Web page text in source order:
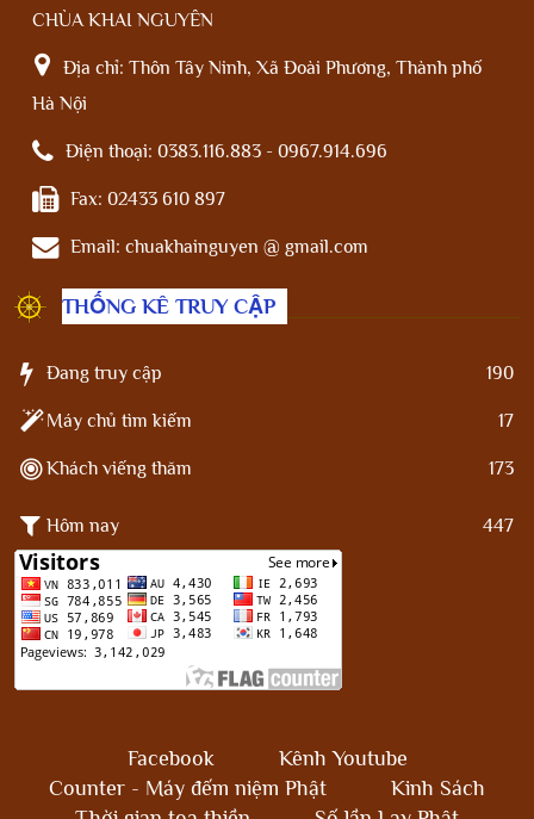
CHÙA KHAI NGUYÊN
Địa chỉ: Thôn Tây Ninh, Xã Đoài Phương, Thành phố
Hà Nội
Điện thoại: 0383.116.883 - 0967.914.696
Fax: 02433 610 897
Email: chuakhainguyen @ gmail.com
THỐNG KÊ TRUY CẬP
Đang truy cập 190
Máy chủ tìm kiếm 17
Khách viếng thăm 173
Hôm nay 447
Facebook
Kênh Youtube
Counter - Máy đếm niệm Phật
Kinh Sách